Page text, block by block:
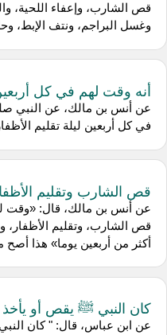
قص الشارب، وإعفاء اللحية،
وغسل البراجم، ونتف الإبط،
أنه وقت لهم في كل
عن أنس بن مالك، عن النبي
في كل أربعين ليلة تقليم
قص الشارب وتقليم
عن أنس بن مالك، قال: «وقت
قص الشارب، وتقليم الأظفار،
أكثر من أربعين يوما» هذا أصح
كان النبي ﷺ يقص أو
عن ابن عباس، قال: " كان